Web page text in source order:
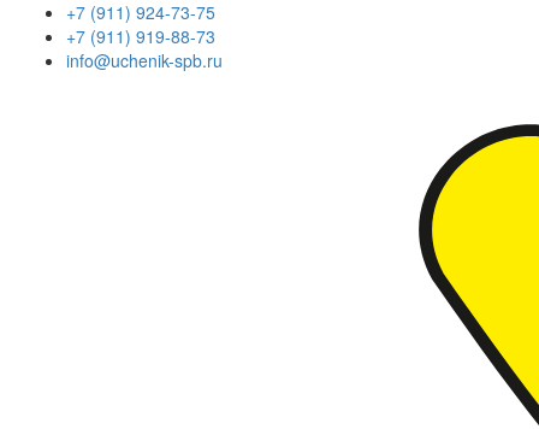
+7 (911) 924-73-75
+7 (911) 919-88-73
info@uchenik-spb.ru